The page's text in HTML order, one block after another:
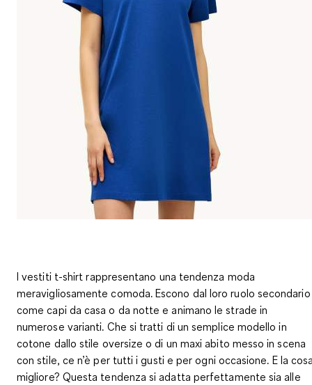
I vestiti t-shirt rappresentano una tendenza moda
meravigliosamente comoda. Escono dal loro ruolo secondario
come capi da casa o da notte e animano le strade in
numerose varianti. Che si tratti di un semplice modello in
cotone dallo stile oversize o di un maxi abito messo in scena
con stile, ce n’è per tutti i gusti e per ogni occasione. E la
migliore? Questa tendenza si adatta perfettamente sia alle